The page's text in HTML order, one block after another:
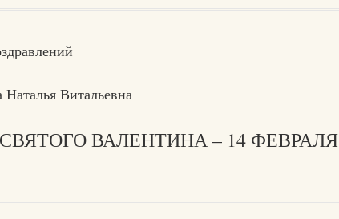
Наталья Витальевна
ВАЛЕНТИНА – 14 ФЕВРАЛЯ